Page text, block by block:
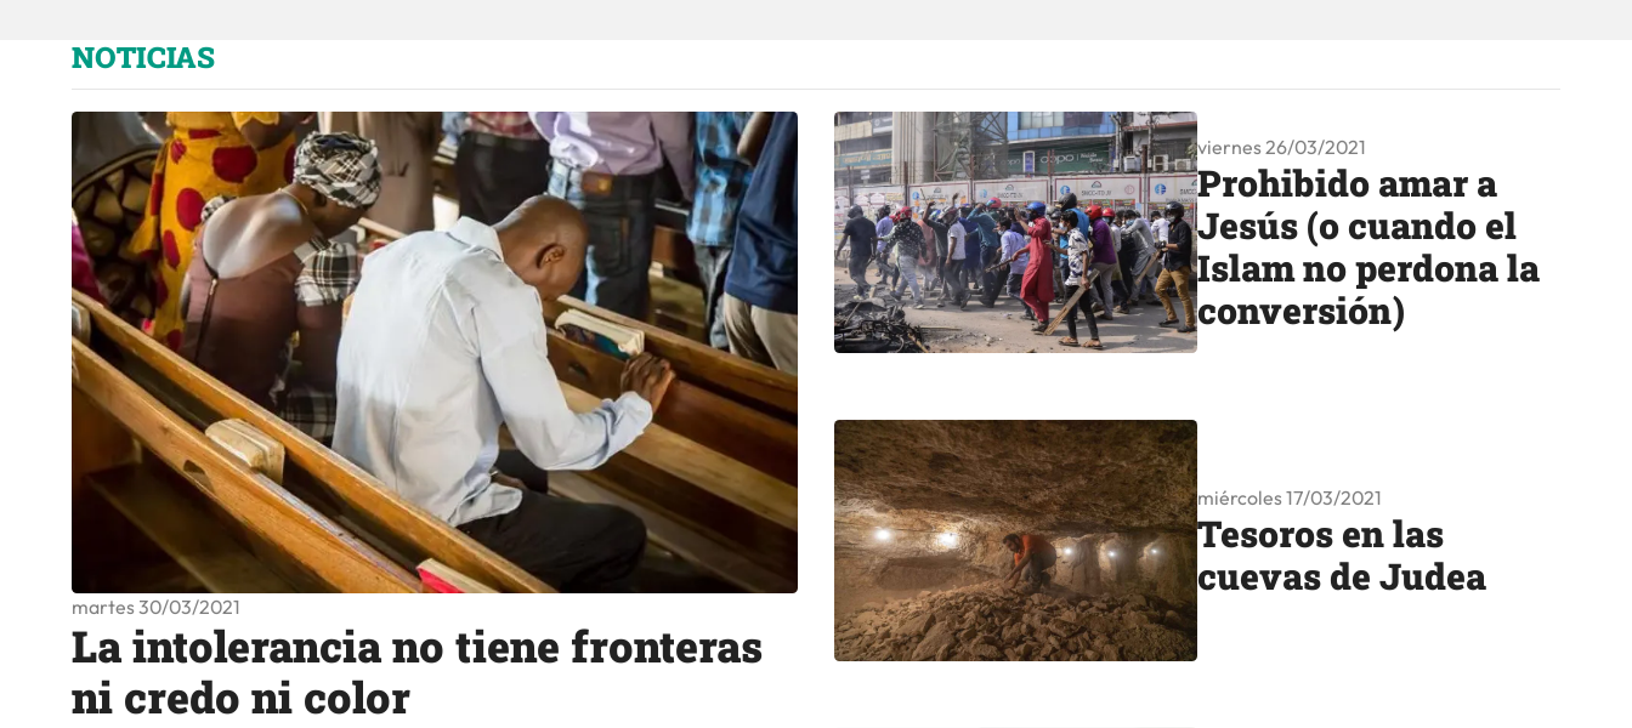
NOTICIAS
martes 30/03/2021
La intolerancia no tiene fronteras
ni credo ni color
viernes 26/03/2021
Prohibido amar a
Jesús (o cuando el
Islam no perdona la
conversión)
miércoles 17/03/2021
Tesoros en las
cuevas de Judea